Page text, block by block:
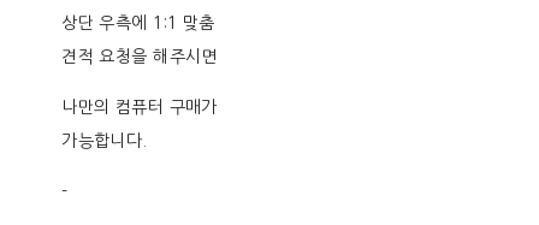
상단 우측에 1:1 맞춤
견적 요청을 해주시면
나만의 컴퓨터 구매가
가능합니다.
-